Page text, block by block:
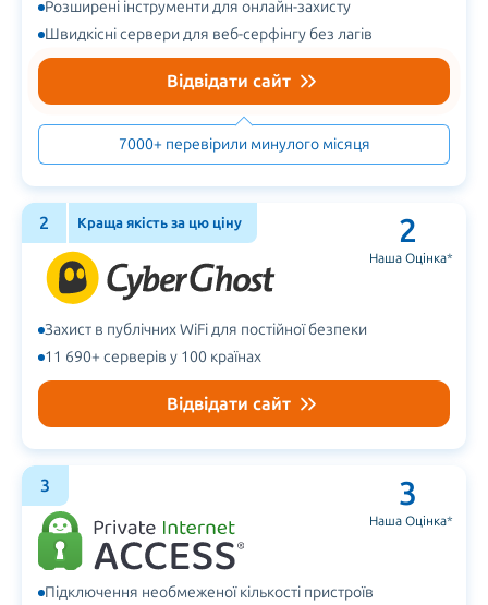
Розширені інструменти для онлайн-захисту
Швидкісні сервери для веб-серфінгу без лагів
Відвідати сайт
7000+ перевірили минулого місяця
Краща якість за цю ціну
2
Захист в публічних WiFi для постійної безпеки
11 690+ серверів у 100 країнах
2
Наша Оцінка*
Відвідати сайт
3
Підключення необмеженої кількості пристроїв
3
Наша Оцінка*